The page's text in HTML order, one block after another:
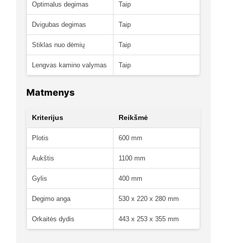
Optimalus degimas Taip
Dvigubas degimas Taip
Stiklas nuo dėmių Taip
Lengvas kamino valymas Taip
Matmenys
Kriterijus Reikšmė
Plotis 600 mm
Aukštis 1100 mm
Gylis 400 mm
Degimo anga 530 x 220 x 280 mm
Orkaitės dydis 443 x 253 x 355 mm